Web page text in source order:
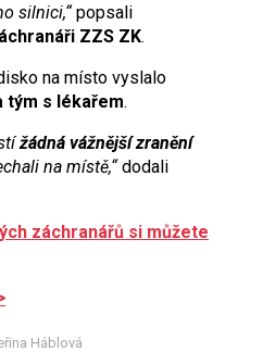
silnici,“popsali
ZZS ZK.
na místo vyslalo
tým s lékařem.
žádná vážnější zranění
na místě,“dodali
záchranářů si můžete
Háblová